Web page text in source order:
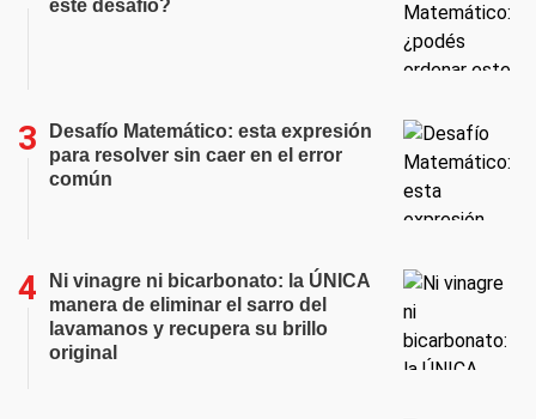
este desafío?
Desafío Matemático: esta expresión
para resolver sin caer en el error
común
Ni vinagre ni bicarbonato: la ÚNICA
manera de eliminar el sarro del
lavamanos y recupera su brillo
original